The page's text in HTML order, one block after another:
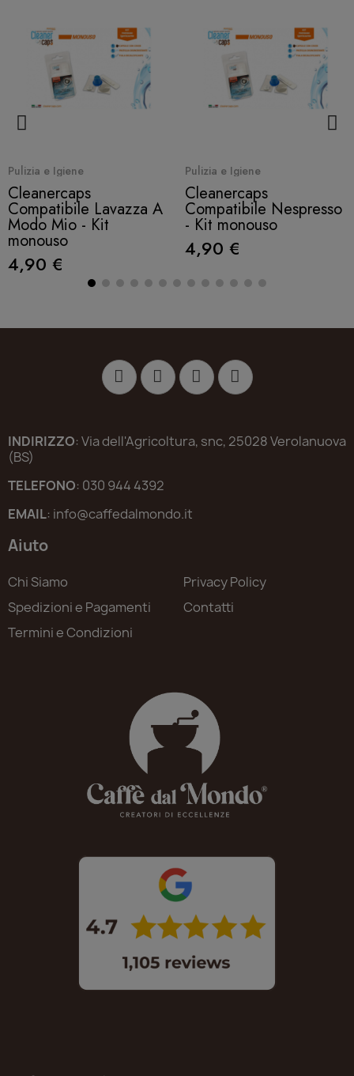
Quick View
Pulizia e Igiene
Cleanercaps
Compatibile Lavazza A
Modo Mio - Kit
monouso
4,90 €
Quick View
Pulizia e Igiene
Cleanercaps
Compatibile Nespresso
- Kit monouso
4,90 €
INDIRIZZO: Via dell'Agricoltura, snc, 25028 Verolanuova
(BS)
TELEFONO: 030 944 4392
EMAIL: info@caffedalmondo.it
Aiuto
Chi Siamo
Spedizioni e Pagamenti
Termini e Condizioni
Privacy Policy
Contatti